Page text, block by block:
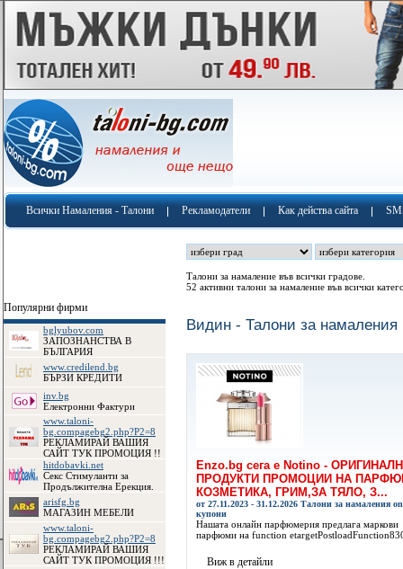
Всички Намаления - Талони Рекламодатели Как действа сайта
Популярни фирми
bglyubov.com
ЗАПОЗНАНСТВА В
БЪЛГАРИЯ
www.credilend.bg
БЪРЗИ КРЕДИТИ
inv.bg
Електронни Фактури
www.taloni-
bg.compagebg2.php?P2=8
РЕКЛАМИРАЙ ВАШИЯ
САЙТ ТУК ПРОМОЦИЯ !!
hitdobavki.net
Секс Стимуланти за
Продължителна Ерекция.
arisfg.bg
МАГАЗИН МЕБЕЛИ
www.taloni-
bg.compagebg2.php?P2=8
РЕКЛАМИРАЙ ВАШИЯ
САЙТ ТУК ПРОМОЦИЯ !!!
Талони за намаление във всички градове.
52 активни талони за намаление във всички
Видин - Талони за намаления
Enzo.bg сега е Notino -
ПРОДУКТИ ПРОМОЦИИ НА
КОЗМЕТИКА, ГРИМ,ЗА ТЯЛО, З...
от 27.11.2023 - 31.12.2026 Талони за намаления
купони
Нашата онлайн парфюмерия предлага маркови
парфюми на function
Виж в детайли